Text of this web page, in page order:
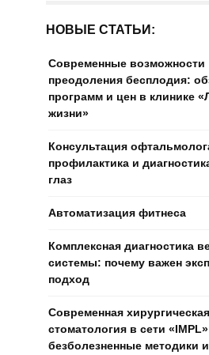
НОВЫЕ СТАТЬИ:
Современные возможности
преодоления бесплодия:
программ и цен в клинике
жизни»
Консультация
профилактика и
глаз
Автоматизация фитнеса
Комплексная диагностика
системы: почему важен
подход
Современная хирургическая
стоматология в сети
безболезненные методики и